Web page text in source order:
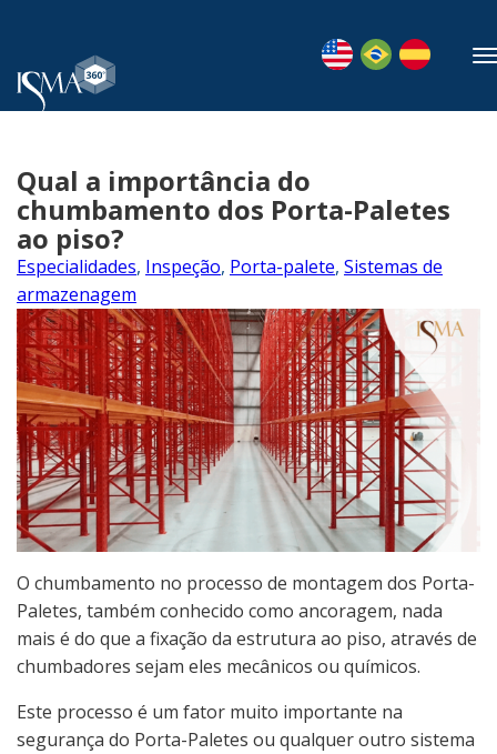
Qual a importância do
chumbamento dos Porta-Paletes
ao piso?
Especialidades, Inspeção, Porta-palete, Sistemas de
armazenagem
O chumbamento no processo de montagem dos Porta-
Paletes, também conhecido como ancoragem, nada
mais é do que a fixação da estrutura ao piso, através de
chumbadores sejam eles mecânicos ou químicos.
Este processo é um fator muito importante na
segurança do Porta-Paletes ou qualquer outro sistema